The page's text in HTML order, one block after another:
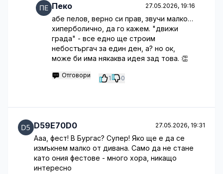
Пеко 27.05.2026, 19:16
абе пелов, верно си прав, звучи малко…
хиперболично, да го кажем. "движи
града" - все едно ще строим
небостъргач за един ден, а? но ок,
може би има някаква идея зад това. 👏
Отговори 1 0
D59E70D0 27.05.2026, 19:31
Ааа, фест! В Бургас? Супер! Яко ще е да се
измъкнем малко от дивана. Само да не стане
като ония фестове - много хора, никащо
интересно